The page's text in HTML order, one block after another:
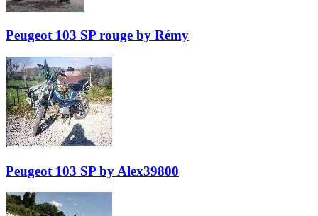
Peugeot 103 SP rouge by Rémy
Peugeot 103 SP by Alex39800